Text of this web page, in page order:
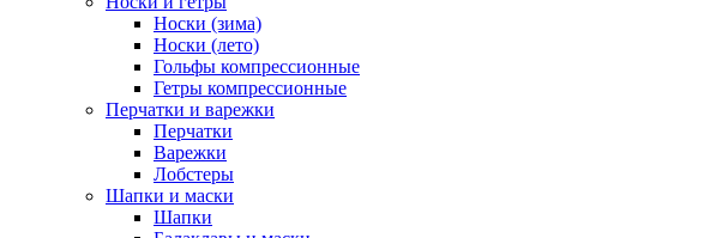
Носки (зима)
Носки (лето)
Гольфы компрессионные
Гетры компрессионные
Перчатки и варежки
Перчатки
Варежки
Лобстеры
Шапки и маски
Шапки